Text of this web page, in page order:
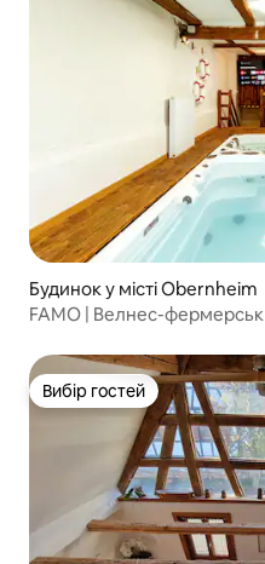
Будинок у місті Obernheim
FAMO | Велнес-
Вибір гостей
Вибір гостей